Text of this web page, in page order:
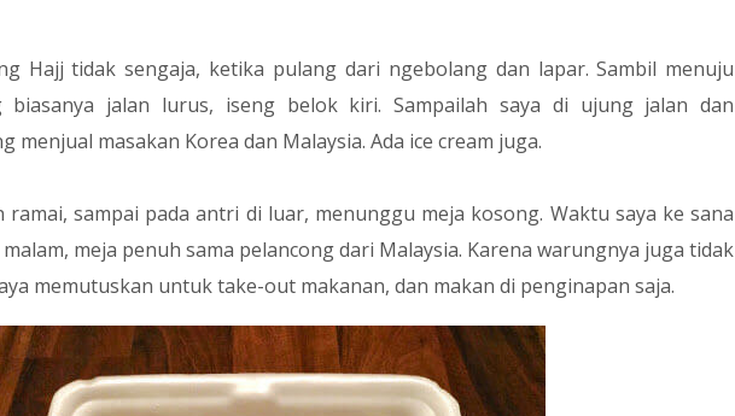
Hajj tidak sengaja, ketika pulang dari ngebolang dan lapar. Sambil menuju
biasanya jalan lurus, iseng belok kiri. Sampailah saya di ujung jalan dan
menjual masakan Korea dan Malaysia. Ada ice cream juga.
sampai pada antri di luar, menunggu meja kosong. Waktu saya ke sana
meja penuh sama pelancong dari Malaysia. Karena warungnya juga tidak
memutuskan untuk take-out makanan, dan makan di penginapan saja.